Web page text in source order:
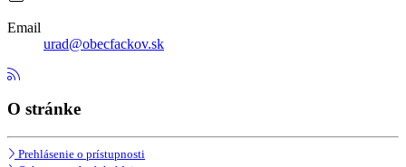
Email
urad@obecfackov.sk
O stránke
Prehlásenie o prístupnosti